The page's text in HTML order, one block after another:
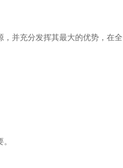
并充分发挥其最大的优势，在全